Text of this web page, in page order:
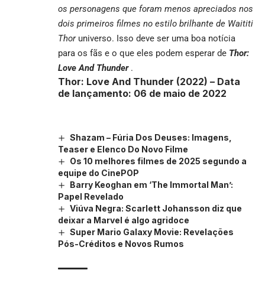
os personagens que foram menos apreciados nos
dois primeiros filmes no estilo brilhante de Waititi
Thor universo. Isso deve ser uma boa notícia
para os fãs e o que eles podem esperar de Thor:
Love And Thunder .
Thor: Love And Thunder (2022) – Data
de lançamento: 06 de maio de 2022
Shazam – Fúria Dos Deuses: Imagens,
Teaser e Elenco Do Novo Filme
Os 10 melhores filmes de 2025 segundo a
equipe do CinePOP
Barry Keoghan em ‘The Immortal Man’:
Papel Revelado
Viúva Negra: Scarlett Johansson diz que
deixar a Marvel é algo agridoce
Super Mario Galaxy Movie: Revelações
Pós-Créditos e Novos Rumos